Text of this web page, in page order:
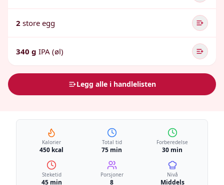
2 store egg
340 g IPA (øl)
Legg alle i handlelisten
Kalorier
450 kcal
Total tid
75 min
Forberedelse
30 min
Steketid
45 min
Porsjoner
8
Nivå
Middels